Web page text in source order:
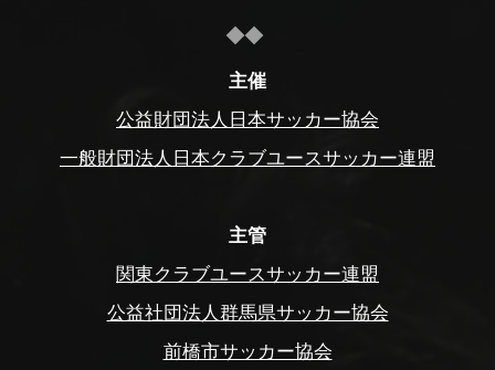
主催
公益財団法人日本サッカー協会
一般財団法人日本クラブユースサッカー連盟
主管
関東クラブユースサッカー連盟
公益社団法人群馬県サッカー協会
前橋市サッカー協会